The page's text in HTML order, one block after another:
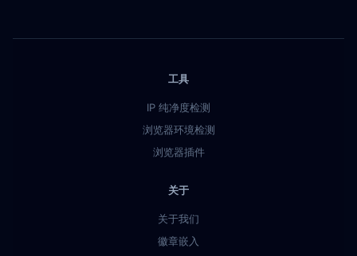
工具
IP 纯净度检测
浏览器环境检测
浏览器插件
关于
关于我们
徽章嵌入